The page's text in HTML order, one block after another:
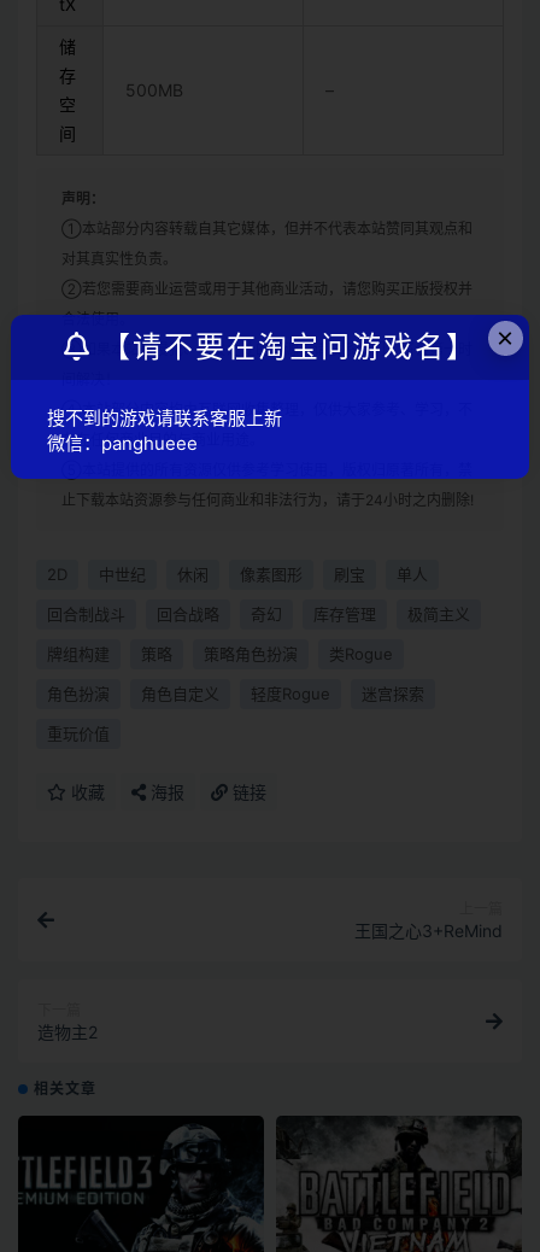
tX
储
存
空
间
500MB –
声明：
①本站部分内容转载自其它媒体，但并不代表本站赞同其观点和
对其真实性负责。
②若您需要商业运营或用于其他商业活动，请您购买正版授权并
合法使用。
③如果本站有侵犯、不妥之处的资源，请联系我们。将会第一时
间解决！
④本站部分内容均由互联网收集整理，仅供大家参考、学习，不
存在任何商业目的与商业用途。
止下载本站资源参与任何商业和非法行为，请于24小时之内删除!
2D 中世纪 休闲 像素图形 刷宝 单人
回合制战斗 回合战略 奇幻 库存管理 极简主义
牌组构建 策略 策略角色扮演 类Rogue
角色扮演 角色自定义 轻度Rogue 迷宫探索
重玩价值
收藏 海报 链接
王国之心3+ReMind
造物主2
相关文章
×
【请不要在淘宝问游戏名】
搜不到的游戏请联系客服上新
微信：panghueee